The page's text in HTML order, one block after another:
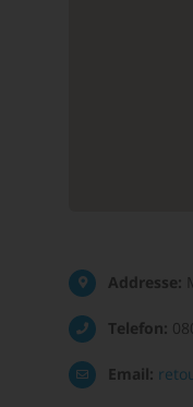
Addresse:
Telefon:
Email: